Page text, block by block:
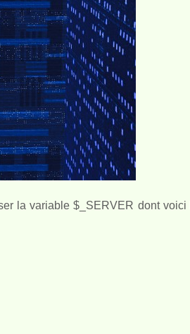
la variable $_SERVER dont voici